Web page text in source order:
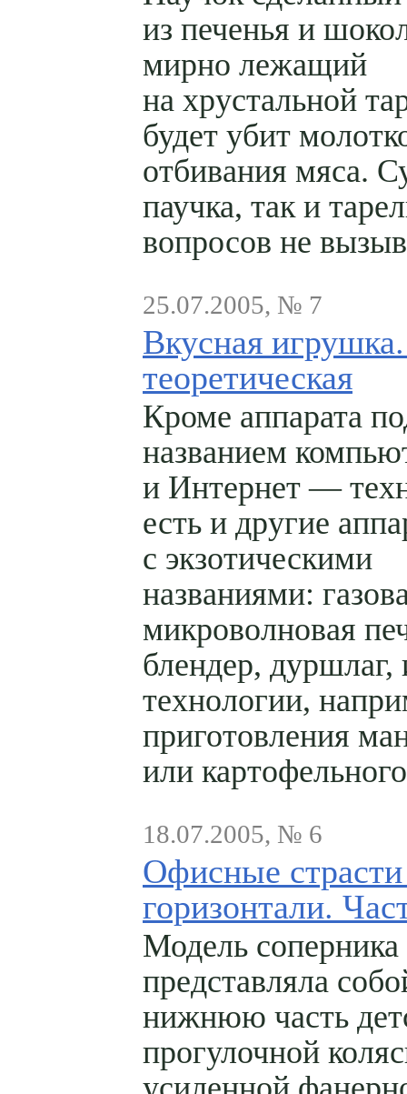
из печенья и
мирно лежащий
на хрустальной
будет убит
отбивания мяса.
паучка, так и
вопросов не
25.07.2005, № 7
Вкусная
теоретическая
Кроме аппарата
названием
и Интернет —
есть и другие
с экзотическими
названиями:
микроволновая
блендер, дуршлаг,
технологии,
приготовления
или
18.07.2005, № 6
Офисные
горизонтали.
Модель соперника
представляла
нижнюю часть
прогулочной